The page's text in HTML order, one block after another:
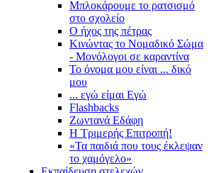
Μπλοκάρουμε το ρατσισμό
στο σχολείο
Ο ήχος της πέτρας
Κινώντας το Νομαδικό Σώμα
- Μονόλογοι σε καραντίνα
Το όνομα μου είναι ... δικό
μου
... εγώ είμαι Εγώ
Flashbacks
Ζωντανά Εδάφη
Η Τριμερής Επιτροπή!
«Τα παιδιά που τους έκλεψαν
το χαμόγελο»